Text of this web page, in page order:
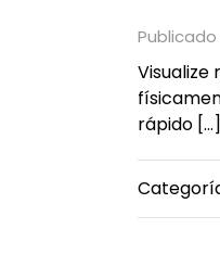
Visualize
rápido […]